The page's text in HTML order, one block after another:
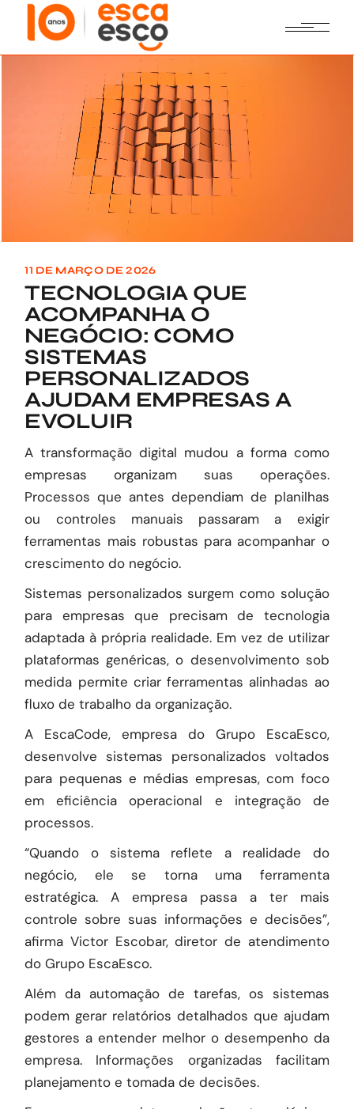
content
11 DE MARÇO DE 2026
TECNOLOGIA QUE
ACOMPANHA O
NEGÓCIO: COMO
SISTEMAS
PERSONALIZADOS
AJUDAM EMPRESAS A
EVOLUIR
A transformação digital mudou a forma como
empresas organizam suas operações.
Processos que antes dependiam de planilhas
ou controles manuais passaram a exigir
ferramentas mais robustas para acompanhar o
crescimento do negócio.
Sistemas personalizados surgem como solução
para empresas que precisam de tecnologia
adaptada à própria realidade. Em vez de utilizar
plataformas genéricas, o desenvolvimento sob
medida permite criar ferramentas alinhadas ao
fluxo de trabalho da organização.
A EscaCode, empresa do Grupo EscaEsco,
desenvolve sistemas personalizados voltados
para pequenas e médias empresas, com foco
em eficiência operacional e integração de
processos.
“Quando o sistema reflete a realidade do
negócio, ele se torna uma ferramenta
estratégica. A empresa passa a ter mais
controle sobre suas informações e decisões”,
afirma Victor Escobar, diretor de atendimento
do Grupo EscaEsco.
Além da automação de tarefas, os sistemas
podem gerar relatórios detalhados que ajudam
gestores a entender melhor o desempenho da
empresa. Informações organizadas facilitam
planejamento e tomada de decisões.